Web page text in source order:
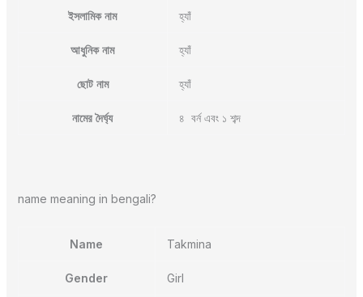
ইসলামিক নাম হ্যাঁ
আধুনিক নাম হ্যাঁ
ছোট নাম হ্যাঁ
নামের দৈর্ঘ্য ৪ বর্ন এবং ১ শব্দ
name meaning in bengali?
Name Takmina
Gender Girl